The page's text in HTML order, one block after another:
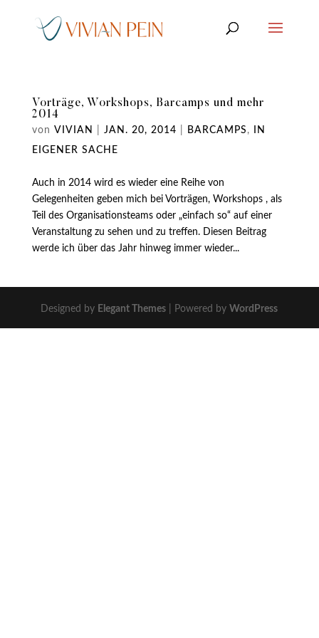
Vorträge, Workshops, Barcamps und mehr
2014
von VIVIAN JAN. 20, 2014 BARCAMPS ,
IN
EIGENER SACHE
Auch in 2014 wird es wieder eine Reihe von
Gelegenheiten geben mich bei Vorträgen, Workshops , als
Teil des Organisationsteams oder „einfach so“ auf einer
Veranstaltung zu sehen und zu treffen. Diesen Beitrag
werde ich über das Jahr hinweg immer wieder...
Designed by Elegant Themes | Powered by WordPress